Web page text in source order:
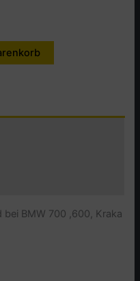
bei BMW 700 ,600, Kraka